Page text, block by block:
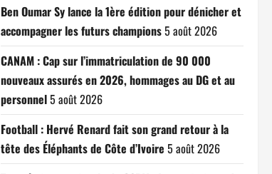
Ben Oumar Sy lance la 1ère édition pour dénicher et
accompagner les futurs champions5 août 2026
CANAM : Cap sur l’immatriculation de 90 000
nouveaux assurés en 2026, hommages au DG et au
personnel5 août 2026
Football : Hervé Renard fait son grand retour à la
tête des Éléphants de Côte d’Ivoire 5 août 2026